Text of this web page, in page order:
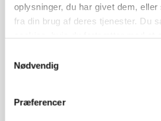
oplysninger, du har givet dem,
fra din brug af deres tjenester. Du
Nødvendig
Præferencer